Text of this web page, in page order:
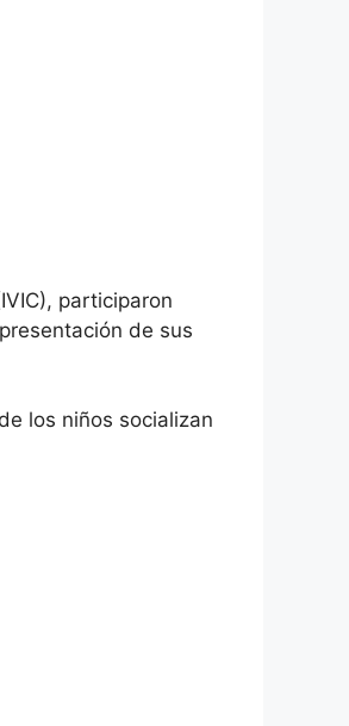
participaron
de sus
los niños socializan